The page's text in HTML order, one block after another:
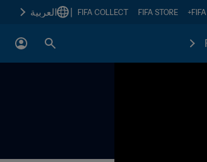
FIFA+
FIFA STORE
FIFA COLLECT العربية